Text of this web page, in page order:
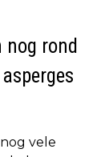
rond
vele